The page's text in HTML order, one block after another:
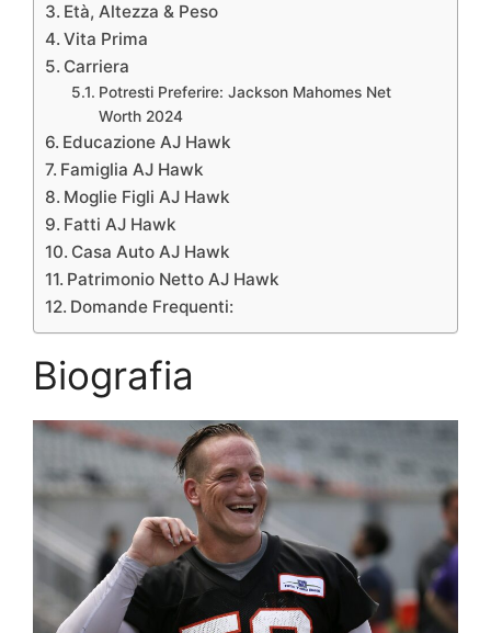
Età, Altezza & Peso
Vita Prima
Carriera
Potresti Preferire: Jackson Mahomes Net
Worth 2024
Educazione AJ Hawk
Famiglia AJ Hawk
Moglie Figli AJ Hawk
Fatti AJ Hawk
Casa Auto AJ Hawk
Patrimonio Netto AJ Hawk
Domande Frequenti:
Biografia